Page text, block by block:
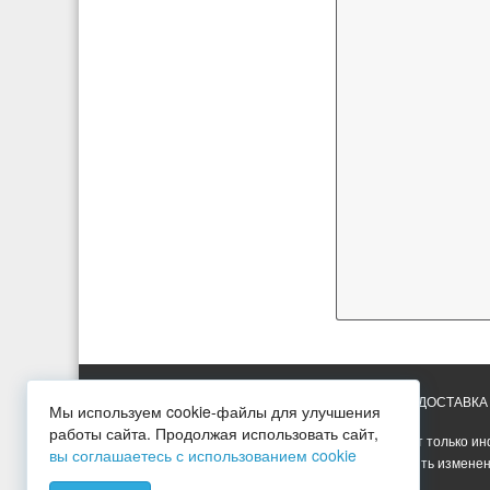
Вся представленная на сайте информация носит только
Опубликованная на сайте информация может быть
Мы используем cookie-файлы для улучшения
работы сайта. Продолжая использовать сайт,
вы соглашаетесь с использованием cookie